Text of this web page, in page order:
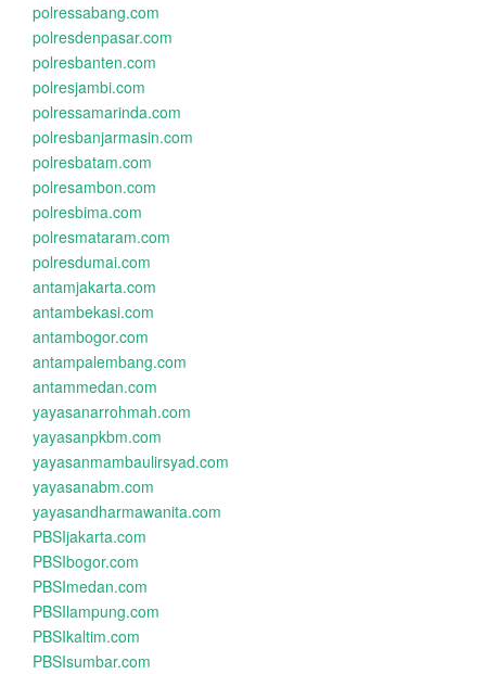
polressabang.com
polresdenpasar.com
polresbanten.com
polresjambi.com
polressamarinda.com
polresbanjarmasin.com
polresbatam.com
polresambon.com
polresbima.com
polresmataram.com
polresdumai.com
antamjakarta.com
antambekasi.com
antambogor.com
antampalembang.com
antammedan.com
yayasanarrohmah.com
yayasanpkbm.com
yayasanmambaulirsyad.com
yayasanabm.com
yayasandharmawanita.com
PBSIjakarta.com
PBSIbogor.com
PBSImedan.com
PBSIlampung.com
PBSIkaltim.com
PBSIsumbar.com